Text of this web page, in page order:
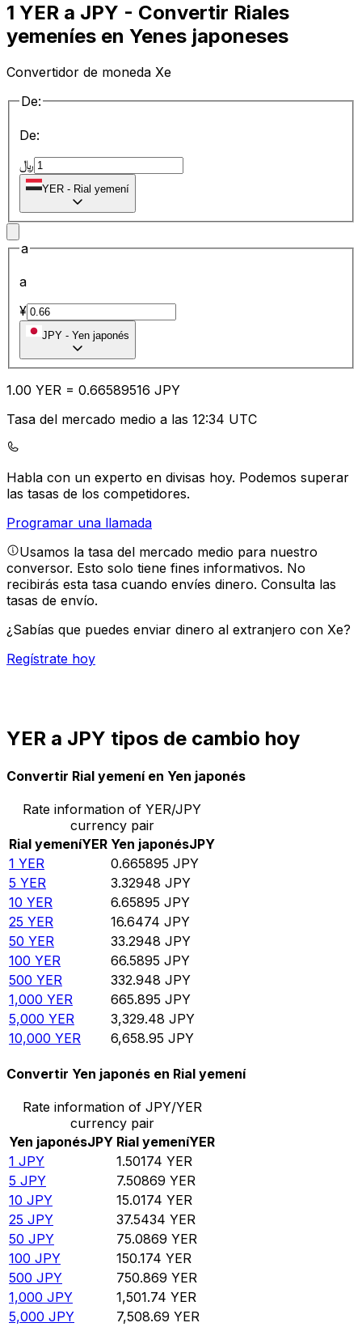
1 YER a JPY - Convertir Riales
yemeníes en Yenes japoneses
Convertidor de moneda Xe
De:
De:
﷼
YER - Rial yemení
a
a
¥
JPY - Yen japonés
1.00 YER = 0.66589516 JPY
Tasa del mercado medio a las 12:34 UTC
Habla con un experto en divisas hoy. Podemos superar
las tasas de los competidores.
Programar una llamada
Usamos la tasa del mercado medio para nuestro
conversor. Esto solo tiene fines informativos. No
recibirás esta tasa cuando envíes dinero. Consulta las
tasas de envío.
¿Sabías que puedes enviar dinero al extranjero con Xe?
Regístrate hoy
YER a JPY tipos de cambio hoy
Convertir Rial yemení en Yen japonés
Rate information of YER/JPY
currency pair
Rial yemeníYER Yen japonésJPY
1 YER 0.665895 JPY
5 YER 3.32948 JPY
10 YER 6.65895 JPY
25 YER 16.6474 JPY
50 YER 33.2948 JPY
100 YER 66.5895 JPY
500 YER 332.948 JPY
1,000 YER 665.895 JPY
5,000 YER 3,329.48 JPY
10,000 YER 6,658.95 JPY
Convertir Yen japonés en Rial yemení
Rate information of JPY/YER
currency pair
Yen japonésJPY Rial yemeníYER
1 JPY 1.50174 YER
5 JPY 7.50869 YER
10 JPY 15.0174 YER
25 JPY 37.5434 YER
50 JPY 75.0869 YER
100 JPY 150.174 YER
500 JPY 750.869 YER
1,000 JPY 1,501.74 YER
5,000 JPY 7,508.69 YER